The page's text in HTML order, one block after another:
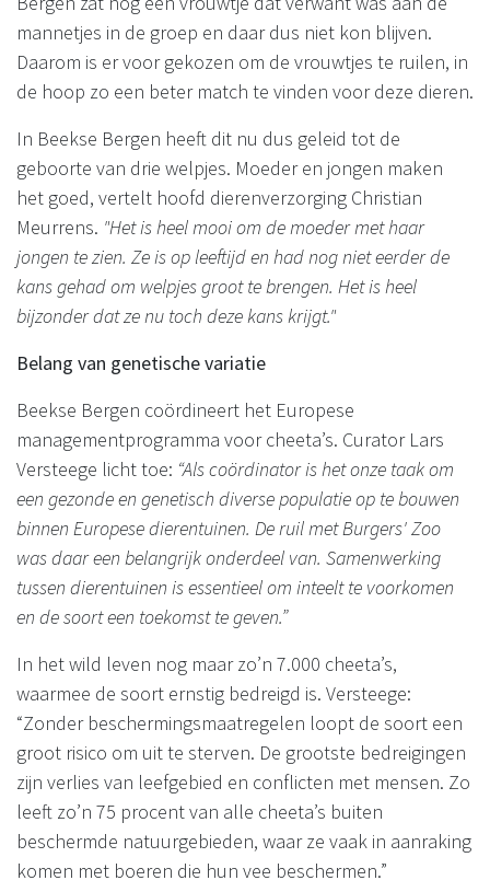
mannetjes in de groep en daar dus niet kon blijven.
Daarom is er voor gekozen om de vrouwtjes te ruilen, in
de hoop zo een beter match te vinden voor deze dieren.
In Beekse Bergen heeft dit nu dus geleid tot de
geboorte van drie welpjes. Moeder en jongen maken
het goed, vertelt hoofd dierenverzorging Christian
Meurrens. "Het is heel mooi om de moeder met haar
jongen te zien. Ze is op leeftijd en had nog niet eerder de
kans gehad om welpjes groot te brengen. Het is heel
bijzonder dat ze nu toch deze kans krijgt."
Belang van genetische variatie
Beekse Bergen coördineert het Europese
managementprogramma voor cheeta’s. Curator Lars
Versteege licht toe: “Als coördinator is het onze taak om
een gezonde en genetisch diverse populatie op te bouwen
binnen Europese dierentuinen. De ruil met Burgers' Zoo
was daar een belangrijk onderdeel van. Samenwerking
tussen dierentuinen is essentieel om inteelt te voorkomen
en de soort een toekomst te geven.”
In het wild leven nog maar zo’n 7.000 cheeta’s,
waarmee de soort ernstig bedreigd is. Versteege:
“Zonder beschermingsmaatregelen loopt de soort een
groot risico om uit te sterven. De grootste bedreigingen
zijn verlies van leefgebied en conflicten met mensen. Zo
leeft zo’n 75 procent van alle cheeta’s buiten
beschermde natuurgebieden, waar ze vaak in aanraking
komen met boeren die hun vee beschermen.”